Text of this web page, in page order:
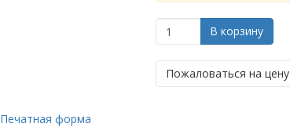
В корзину
Пожаловаться на цену
Печатная форма